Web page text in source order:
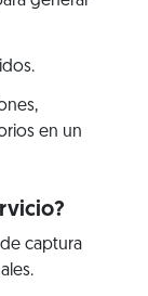
en un
captura